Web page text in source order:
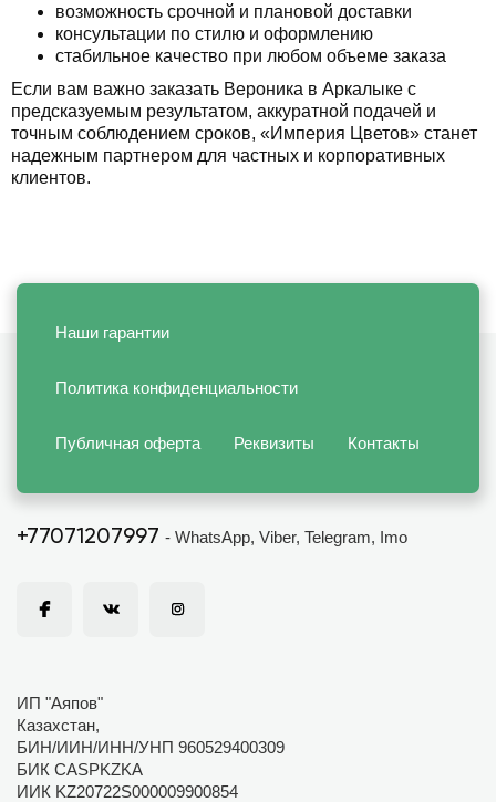
возможность срочной и плановой доставки
консультации по стилю и оформлению
стабильное качество при любом объеме заказа
Если вам важно заказать Вероника в Аркалыке с
предсказуемым результатом, аккуратной подачей и
точным соблюдением сроков, «Империя Цветов» станет
надежным партнером для частных и корпоративных
клиентов.
Наши гарантии
Политика конфиденциальности
Публичная оферта Реквизиты Контакты
+77071207997 - WhatsApp, Viber, Telegram, Imo
ИП "Аяпов"
Казахстан,
БИН/ИИН/ИНН/УНП 960529400309
БИК CASPKZKA
ИИК KZ20722S000009900854